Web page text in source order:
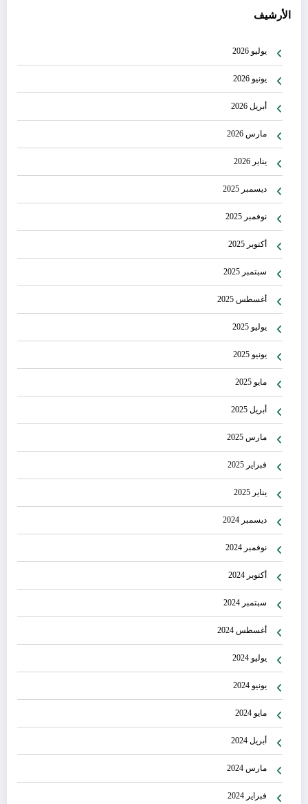
الأرشيف
يوليو 2026
يونيو 2026
أبريل 2026
مارس 2026
يناير 2026
ديسمبر 2025
نوفمبر 2025
أكتوبر 2025
سبتمبر 2025
أغسطس 2025
يوليو 2025
يونيو 2025
مايو 2025
أبريل 2025
مارس 2025
فبراير 2025
يناير 2025
ديسمبر 2024
نوفمبر 2024
أكتوبر 2024
سبتمبر 2024
أغسطس 2024
يوليو 2024
يونيو 2024
مايو 2024
أبريل 2024
مارس 2024
فبراير 2024